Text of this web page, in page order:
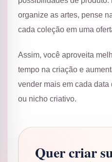
organize as artes, pense
cada coleção em uma
Assim, você aproveita
tempo na criação e
vender mais em cada
ou nicho criativo.
Quer criar